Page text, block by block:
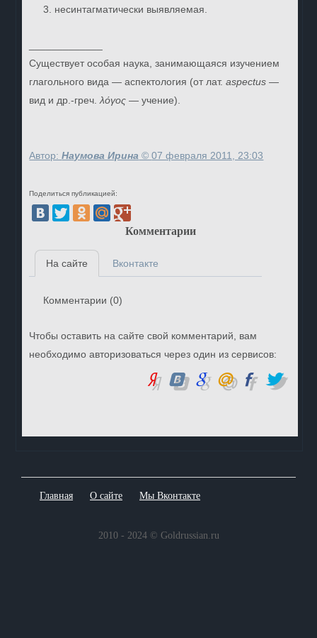
несинтагматически выявляемая.
Существует особая наука, занимающаяся изучением
глагольного вида — аспектология (от лат.aspectus —
вид и др.-греч.λόγος — учение).
Автор:Наумова Ирина ©07 февраля 2011, 23:03
Поделиться публикацией:
Комментарии
На сайте Вконтакте
Комментарии (0)
Чтобы оставить на сайте свой комментарий, вам
необходимо авторизоваться через один из сервисов:
Главная О сайте Мы Вконтакте
2010 - 2024 © Goldrussian.ru